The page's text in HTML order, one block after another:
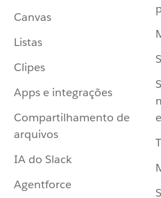
Canvas
Listas
Clipes
Apps e integrações
Compartilhamento de
arquivos
IA do Slack
Agentforce